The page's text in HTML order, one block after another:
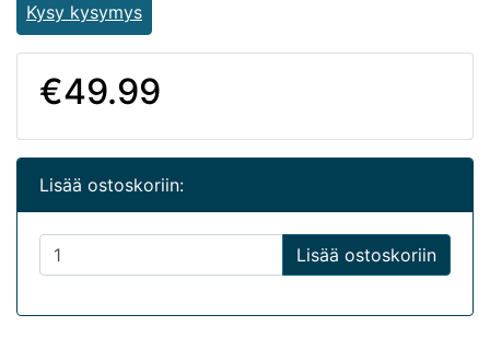
Kysy kysymys
€49.99
Lisää ostoskoriin:
Lisää ostoskoriin